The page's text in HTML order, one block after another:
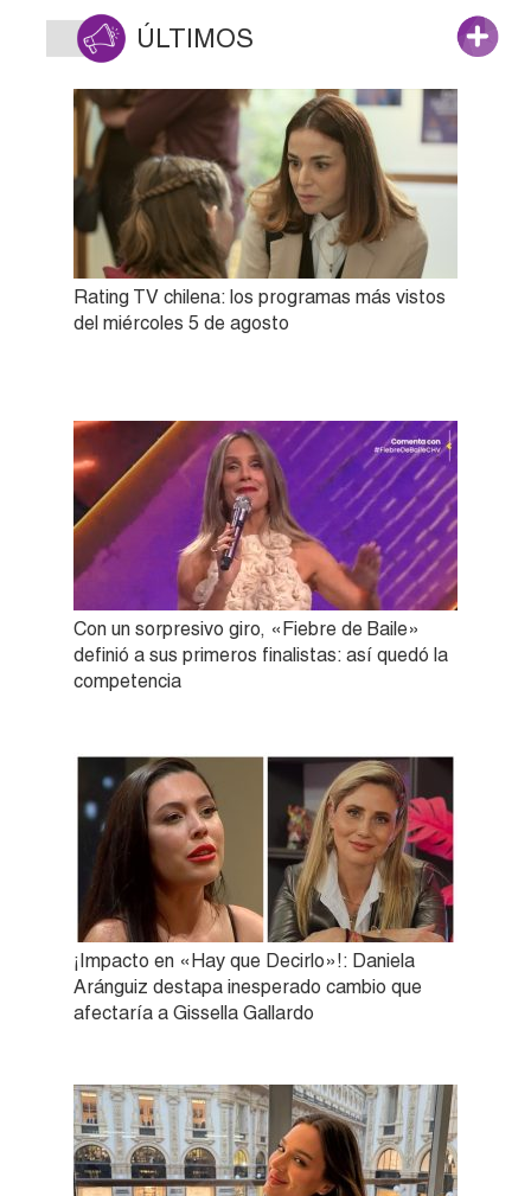
ÚLTIMOS
Rating TV chilena: los programas más vistos
del miércoles 5 de agosto
Con un sorpresivo giro, «Fiebre de Baile»
definió a sus primeros finalistas: así quedó la
competencia
¡Impacto en «Hay que Decirlo»!: Daniela
Aránguiz destapa inesperado cambio que
afectaría a Gissella Gallardo